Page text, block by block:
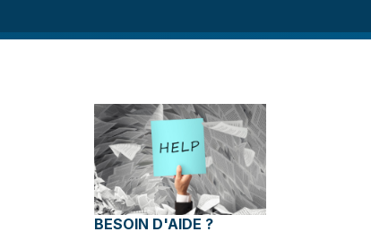
BESOIN D'AIDE ?